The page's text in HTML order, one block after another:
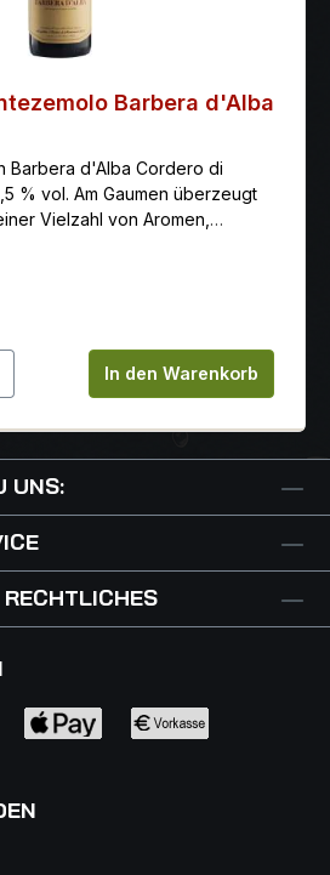
Barbera d'Alba
Barbera d'Alba Cordero di
Vielzahl von Aromen,
weiche Tannine.
Gib den
In den Warenkorb
UNS: